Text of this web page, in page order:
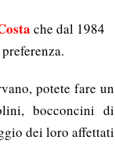
che dal 1984
potete fare un
bocconcini di
dei loro affettati